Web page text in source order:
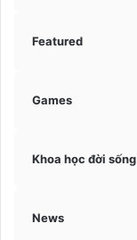
Featured
Games
Khoa học đời sống
News